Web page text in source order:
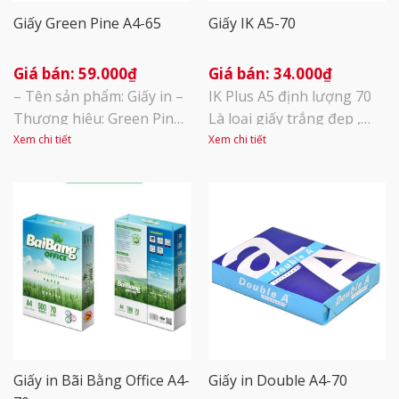
Giấy Green Pine A4-65
59.000₫
– Tên sản phẩm: Giấy in –
Thương hiệu: Green Pine
– Xuất sứ: Indonexia –
vị tính: 1 ream 500 tờ – A4:
làm giấy in, photocopy
trong văn phòng hoặc gia
đình – Phù hợp cho văn
phòng photo tài [...]
Xem chi tiết
Giấy IK A5-70
34.000₫
IK Plus A5 định lượng 70
Là loại giấy trắng đẹp ,
mịn, độ sắc nét cao, in 2
loại máy in\phun, in laser
Kích thước: Khổ A5 140 x
210 mm Quy cách : 500 tờ/
1 ram [...]
Xem chi tiết
Giấy in Bãi Bằng Office A4-
Giấy in Double A4-70